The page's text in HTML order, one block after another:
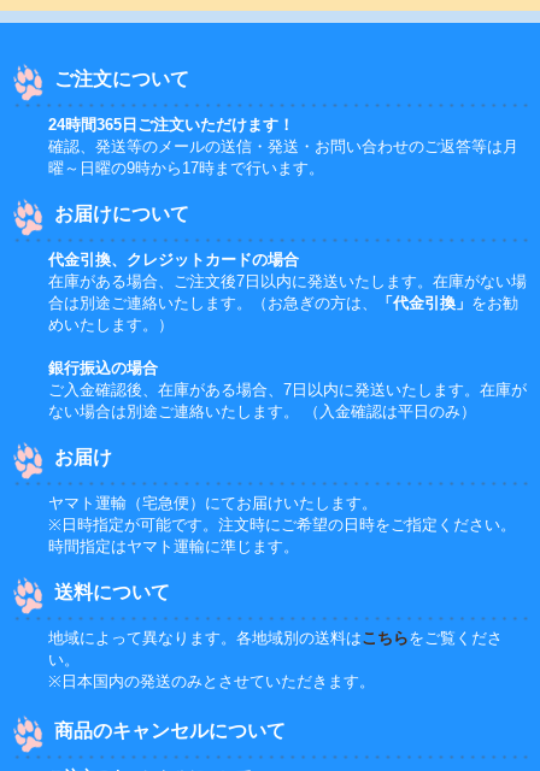
ご注文について
24時間365日ご注文いただけます！
確認、発送等のメールの送信・発送・お問い合わせのご返答等は月
曜～日曜の9時から17時まで行います。
お届けについて
代金引換、クレジットカードの場合
在庫がある場合、ご注文後7日以内に発送いたします。在庫がない場
合は別途ご連絡いたします。（お急ぎの方は、
「代金引換」 をお勧
めいたします。）
銀行振込の場合
ご入金確認後、在庫がある場合、7日以内に発送いたします。在庫が
ない場合は別途ご連絡いたします。 （入金確認は平日のみ）
お届け
ヤマト運輸（宅急便）にてお届けいたします。
※日時指定が可能です。注文時にご希望の日時をご指定ください。
時間指定はヤマト運輸に準じます。
送料について
地域によって異なります。各地域別の送料はこちらをご覧くださ
い。
※日本国内の発送のみとさせていただきます。
商品のキャンセルについて